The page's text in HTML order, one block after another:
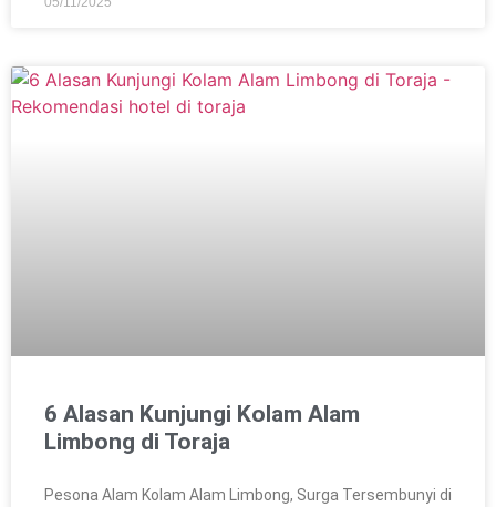
6 Alasan Kunjungi Kolam Alam
Limbong di Toraja
Pesona Alam Kolam Alam Limbong, Surga Tersembunyi di